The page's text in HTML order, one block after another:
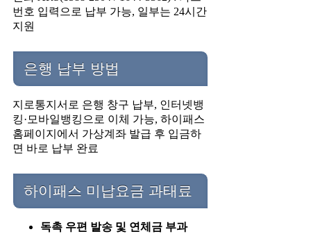
번호 입력으로 납부 가능, 일부는 24시간
지원
은행 납부 방법
지로통지서로 은행 창구 납부, 인터넷뱅
킹·모바일뱅킹으로 이체 가능, 하이패스
홈페이지에서 가상계좌 발급 후 입금하
면 바로 납부 완료
하이패스 미납요금 과태료
독촉 우편 발송 및 연체금 부과